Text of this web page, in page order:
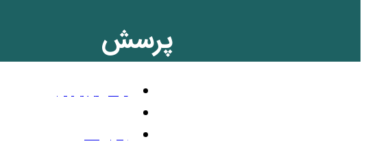
پرسش
نوامبر 3, 2010
بدون نظر